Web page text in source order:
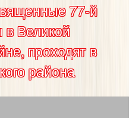
77-й
Великой
проходят в
района